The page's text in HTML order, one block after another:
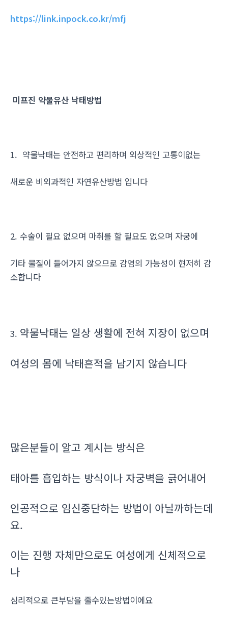
https://link.inpock.co.kr/mfj
미프진 약물유산 낙태방법
1. 약물낙태는 안전하고 편리하며 외상적인 고통이없는
새로운 비외과적인 자연유산방법 입니다
2. 수술이 필요 없으며 마취를 할 필요도 없으며 자궁에
기타 물질이 들어가지 않으므로 감염의 가능성이 현저히 감
소합니다
3. 약물낙태는 일상 생활에 전혀 지장이 없으며
여성의 몸에 낙태흔적을 남기지 않습니다
많은분들이 알고 계시는 방식은
태아를 흡입하는 방식이나 자궁벽을 긁어내어
인공적으로 임신중단하는 방법이 아닐까하는데
요.
이는 진행 자체만으로도 여성에게 신체적으로
나
심리적으로 큰부담을 줄수있는방법이에요